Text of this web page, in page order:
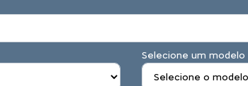
Selecione um modelo